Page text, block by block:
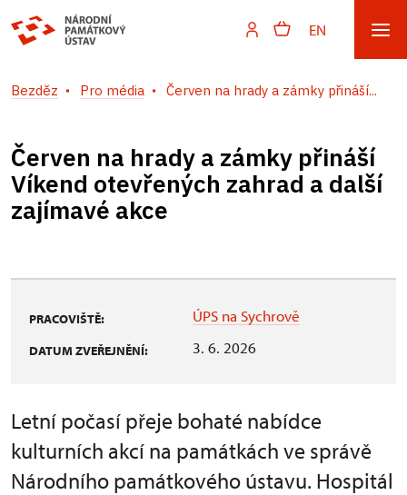
EN
Bezděz Pro média Červen na hrady a zámky přináší...
Červen na hrady a zámky přináší
Víkend otevřených zahrad a další
zajímavé akce
PRACOVIŠTĚ: ÚPS na Sychrově
DATUM ZVEŘEJNĚNÍ: 3. 6. 2026
Letní počasí přeje bohaté nabídce
kulturních akcí na památkách ve správě
Národního památkového ústavu. Hospitál